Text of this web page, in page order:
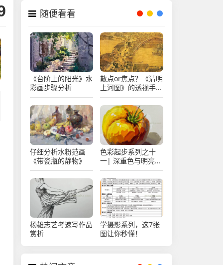
随便看看
《台阶上的阳光》水
彩画步骤分析
​散点or焦点？《清明
上河图》的透视手法
及其使用
仔细分析水粉范画
《带瓷瓶的静物》
色彩起步系列之十
一| 深重色与明亮色
的过渡
杨雄志艺考速写作品
赏析
学摄影系列，这7张
图让你秒懂！